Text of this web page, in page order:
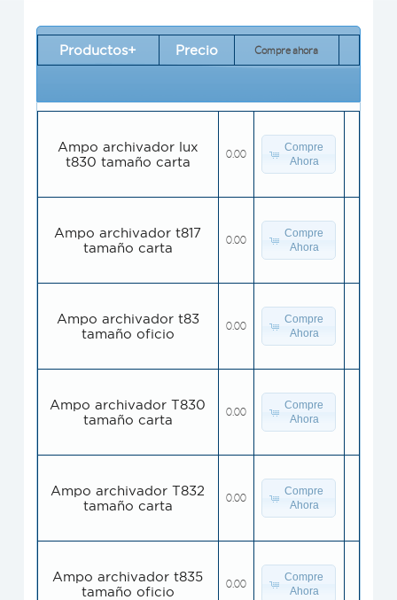
Productos+ Precio Compre ahora
Ampo archivador lux
t830 tamaño carta
0.00
Compre
Ahora
Ampo archivador t817
tamaño carta
0.00
Compre
Ahora
Ampo archivador t83
tamaño oficio
0.00
Compre
Ahora
Ampo archivador T830
tamaño carta
0.00
Compre
Ahora
Ampo archivador T832
tamaño carta
0.00
Compre
Ahora
Ampo archivador t835
tamaño oficio
0.00
Compre
Ahora